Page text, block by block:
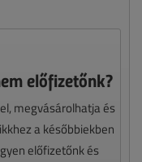
előfizetőnk?
megvásárolhatja és
a későbbiekben
előfizetőnk és